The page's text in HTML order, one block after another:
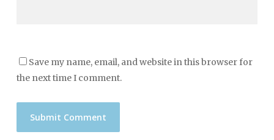
Save my name, email, and website in this browser for
the next time I comment.